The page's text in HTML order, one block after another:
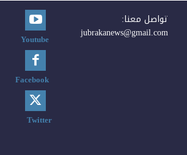
تواصل معنا:
jubrakanews@gmail.com
Youtube
Facebook
Twitter